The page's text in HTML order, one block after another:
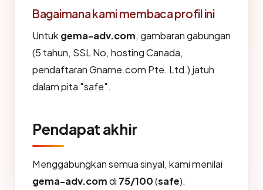
Bagaimana kami membaca profil ini
Untuk gema-adv.com, gambaran gabungan
(5 tahun, SSL No, hosting Canada,
pendaftaran Gname.com Pte. Ltd.) jatuh
dalam pita "safe".
Pendapat akhir
Menggabungkan semua sinyal, kami menilai
gema-adv.comdi 75/100(safe).